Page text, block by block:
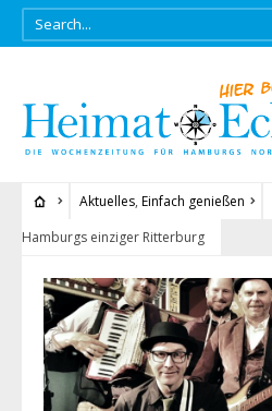
Aktuelles, Einfach genießen
Hamburgs einziger Ritterburg